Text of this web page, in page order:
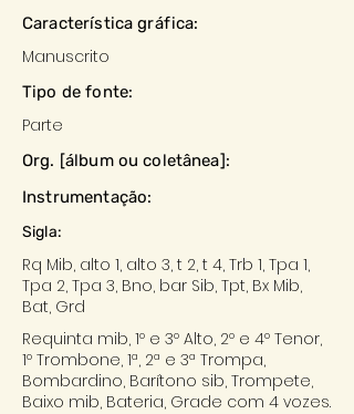
Característica gráfica:
Manuscrito
Tipo de fonte:
Parte
Org. [álbum ou coletânea]:
Instrumentação:
Sigla:
Rq Mib, alto 1, alto 3, t 2, t 4, Trb 1, Tpa 1,
Tpa 2, Tpa 3, Bno, bar Sib, Tpt, Bx Mib,
Bat, Grd
Requinta mib, 1º e 3º Alto, 2º e 4º Tenor,
1º Trombone, 1ª, 2ª e 3ª Trompa,
Bombardino, Barítono sib, Trompete,
Baixo mib, Bateria, Grade com 4 vozes.